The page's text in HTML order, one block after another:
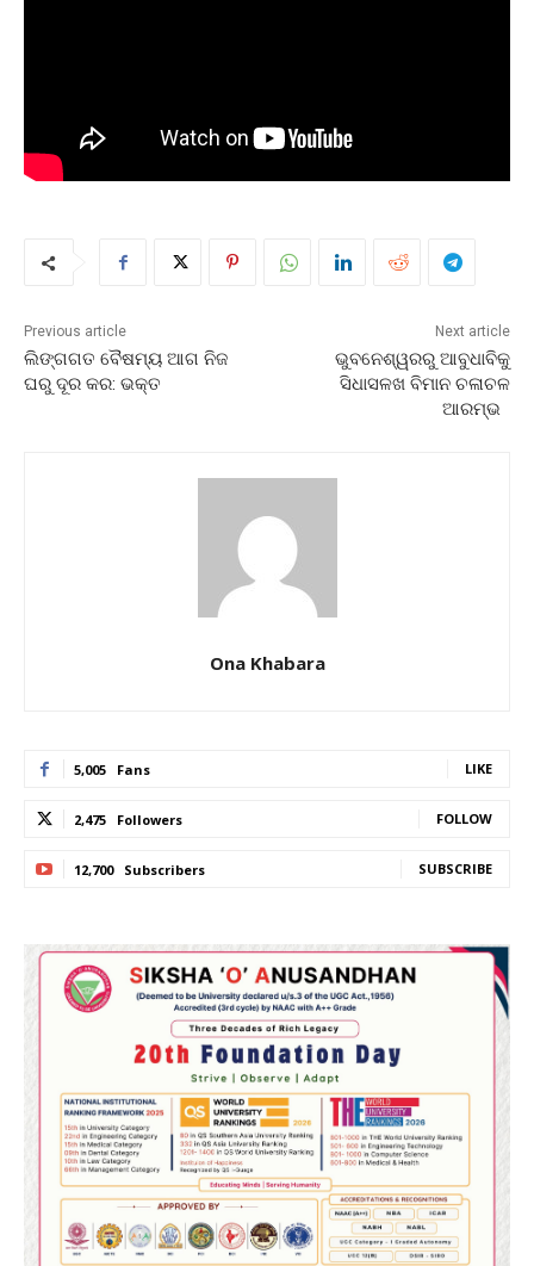
Previous article
ଲିଙ୍ଗଗତ ବୈଷମ୍ୟ ଆଗ ନିଜ
ଘରୁ ଦୂର କର: ଭକ୍ତ
Next article
ଭୁବନେଶ୍ୱରରୁ ଆବୁଧାବିକୁ
ସିଧାସଳଖ ବିମାନ ଚଳାଚଳ
ଆରମ୍ଭ
Ona Khabara
5,005 Fans LIKE
2,475 Followers FOLLOW
12,700 Subscribers SUBSCRIBE